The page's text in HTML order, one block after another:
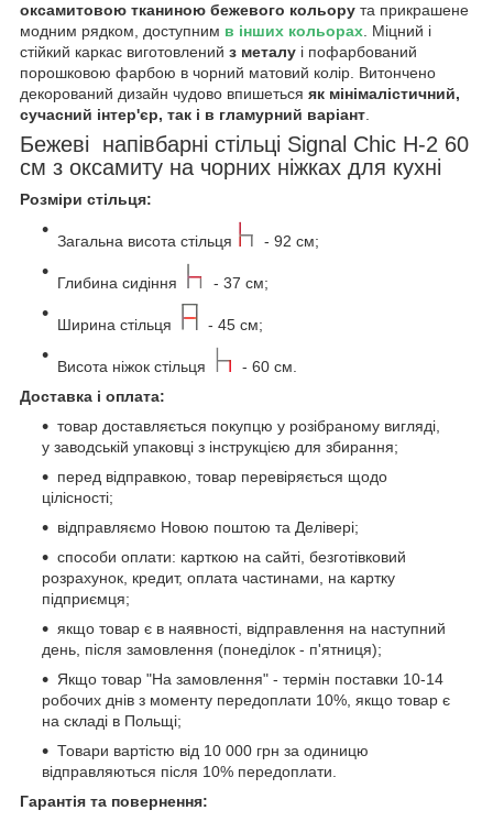
оксамитовою тканиною бежевого кольору та прикрашене
модним рядком, доступним в інших кольорах. Міцний і
стійкий каркас виготовлений з металу і пофарбований
порошковою фарбою в чорний матовий колір. Витончено
декорований дизайн чудово впишеться як мінімалістичний,
сучасний інтер'єр, так і в гламурний варіант.
Бежеві напівбарні стільці Signal Chic H-2 60
см з оксамиту на чорних ніжках для кухні
Розміри стільця:
Загальна висота стільця - 92 см;
Глибина сидіння - 37 см;
Ширина стільця - 45 см;
Висота ніжок стільця
- 60 см.
Доставка і оплата:
товар доставляється покупцю у розібраному вигляді,
у заводській упаковці з інструкцією для збирання;
перед відправкою, товар перевіряється щодо
цілісності;
відправляємо Новою поштою та Делівері;
способи оплати: карткою на сайті, безготівковий
розрахунок, кредит, оплата частинами, на картку
підприємця;
якщо товар є в наявності, відправлення на наступний
день, після замовлення (понеділок - п'ятниця);
Якщо товар "На замовлення" - термін поставки 10-14
робочих днів з моменту передоплати 10%, якщо товар є
на складі в Польщі;
Товари вартістю від 10 000 грн за одиницю
відправляються після 10% передоплати.
Гарантія та повернення: